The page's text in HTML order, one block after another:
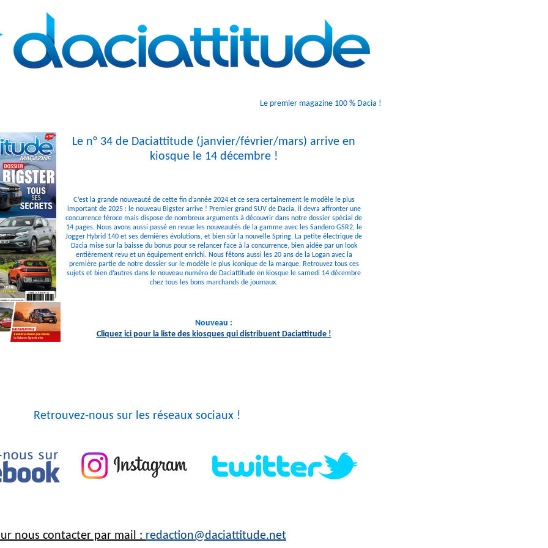
Le premier magazine 100 % Dacia !
Le n° 34 de Daciattitude (janvier/février/mars) arrive en
kiosque le 14 décembre !
C’est la grande nouveauté de cette fin d’année 2024 et ce sera certainement le modèle le plus
important de 2025 : le nouveau Bigster arrive ! Premier grand SUV de Dacia, il devra affronter une
concurrence féroce mais dispose de nombreux arguments à découvrir dans notre dossier spécial de
14 pages. Nous avons aussi passé en revue les nouveautés de la gamme avec les Sandero GSR2, le
Jogger Hybrid 140 et ses dernières évolutions, et bien sûr la nouvelle Spring. La petite électrique de
Dacia mise sur la baisse du bonus pour se relancer face à la concurrence, bien aidée par un look
entièrement revu et un équipement enrichi. Nous fêtons aussi les 20 ans de la Logan avec la
première partie de notre dossier sur le modèle le plus iconique de la marque. Retrouvez tous ces
sujets et bien d’autres dans le nouveau numéro de Daciattitude en kiosque le samedi 14 décembre
chez tous les bons marchands de journaux.
Nouveau :
Cliquez ici pour la liste des kiosques qui distribuent Daciattitude !
Retrouvez-nous sur les réseaux sociaux !
nous contacter par mail : redaction@daciattitude.net